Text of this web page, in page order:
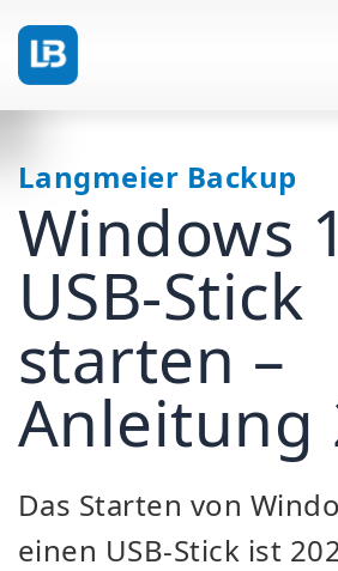
Langmeier Backup
Windows
USB-Stick
starten –
Anleitung
Das Starten von
einen USB-Stick ist